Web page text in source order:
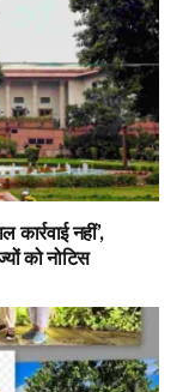
नहीं’,
को नोटिस